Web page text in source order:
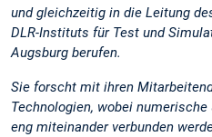
und gleichzeitig in die Leitung
DLR-Instituts für Test und
Augsburg berufen.
Sie forscht mit ihren
Technologien, wobei
eng miteinander verbunden